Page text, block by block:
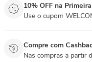
10% OFF na
Use o cupom
Compre com
Nas compras a partir